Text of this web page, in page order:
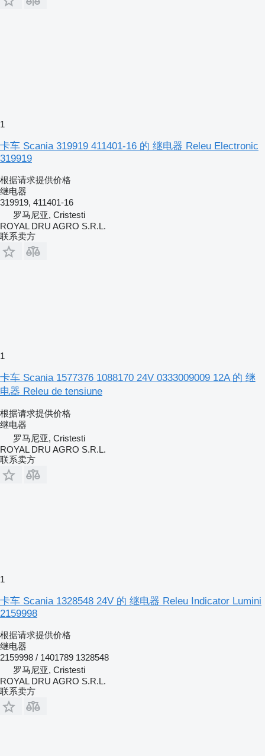
1
卡车 Scania 319919 411401-16 的 继电器 Releu Electronic
319919
根据请求提供价格
继电器
319919, 411401-16
罗马尼亚, Cristesti
ROYAL DRU AGRO S.R.L.
联系卖方
1
卡车 Scania 1577376 1088170 24V 0333009009 12A 的 继
电器 Releu de tensiune
根据请求提供价格
继电器
罗马尼亚, Cristesti
ROYAL DRU AGRO S.R.L.
联系卖方
1
卡车 Scania 1328548 24V 的 继电器 Releu Indicator Lumini
2159998
根据请求提供价格
继电器
2159998 / 1401789 1328548
罗马尼亚, Cristesti
ROYAL DRU AGRO S.R.L.
联系卖方